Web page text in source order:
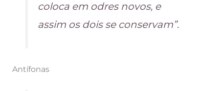
coloca em odres novos, e
assim os dois se conservam”.
Antífonas